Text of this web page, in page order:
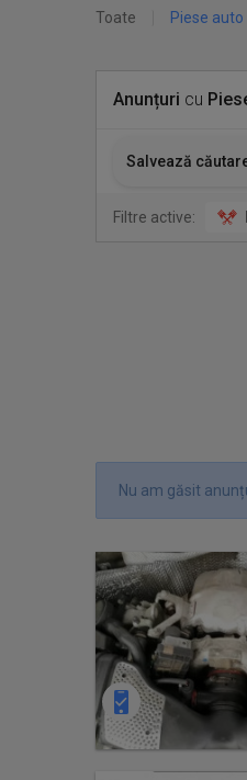
Toate Piese auto
Anunțuri cu
Salvează
Filtre active:
Nu am găsit